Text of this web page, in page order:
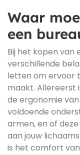
Waar
een
Bij het kopen van
verschillende
letten om ervoor
maakt. Allereerst
de ergonomie
voldoende
armen, en of
aan jouw
is het comfort